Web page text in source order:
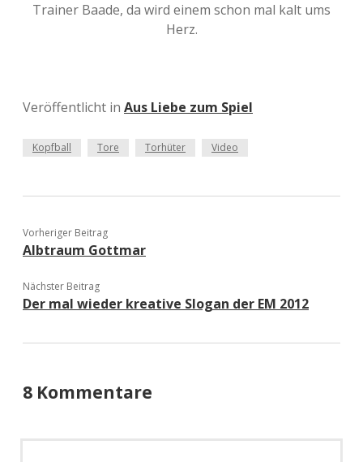
Trainer Baade, da wird einem schon mal kalt ums
Herz.
Veröffentlicht in Aus Liebe zum Spiel
Kopfball Tore Torhüter Video
Vorheriger Beitrag
Albtraum Gottmar
Nächster Beitrag
Der mal wieder kreative Slogan der EM 2012
8 Kommentare